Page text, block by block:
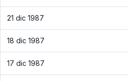
21 dic 1987
18 dic 1987
17 dic 1987